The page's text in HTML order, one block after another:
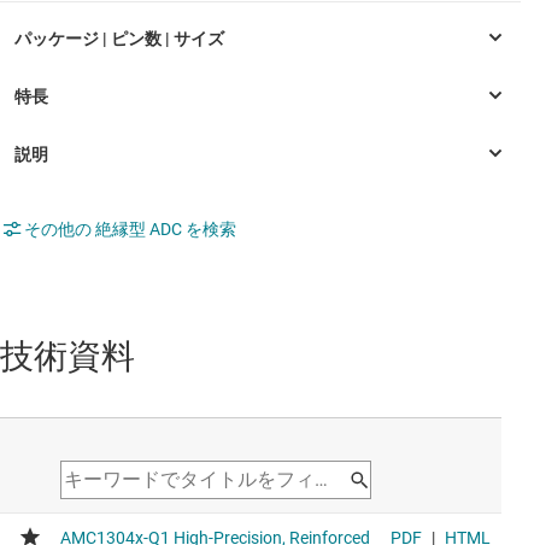
その他の 絶縁型 ADC を検索
技術資料